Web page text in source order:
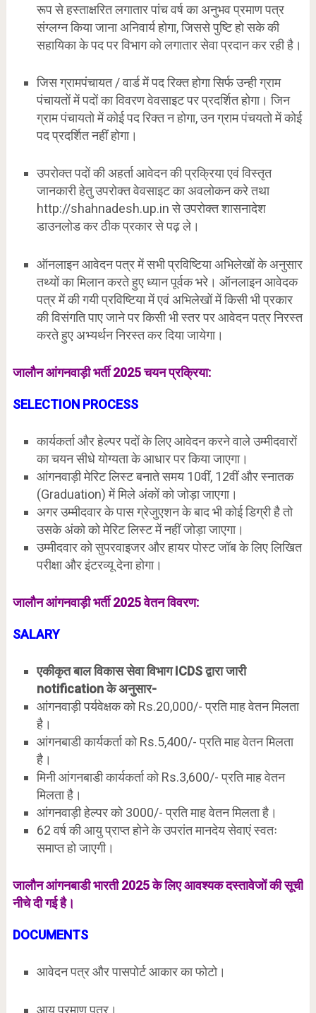
रूप से हस्ताक्षरित लगातार पांच वर्ष का अनुभव प्रमाण पत्र
संग्लग्न किया जाना अनिवार्य होगा, जिससे पुष्टि हो सके की
सहायिका के पद पर विभाग को लगातार सेवा प्रदान कर रही है।
जिस ग्रामपंचायत / वार्ड में पद रिक्त होगा सिर्फ उन्ही ग्राम
पंचायतों में पदों का विवरण वेवसाइट पर प्रदर्शित होगा। जिन
ग्राम पंचायतो में कोई पद रिक्त न होगा, उन ग्राम पंचयतो में कोई
पद प्रदर्शित नहीं होगा।
उपरोक्त पदों की अहर्ता आवेदन की प्रक्रिया एवं विस्तृत
जानकारी हेतु उपरोक्त वेवसाइट का अवलोकन करे तथा
http://shahnadesh.up.in से उपरोक्त शासनादेश
डाउनलोड कर ठीक प्रकार से पढ़ ले।
ऑनलाइन आवेदन पत्र में सभी प्रविष्टिया अभिलेखों के अनुसार
तथ्यों का मिलान करते हुए ध्यान पूर्वक भरे। ऑनलाइन आवेदक
पत्र में की गयी प्रविष्टिया में एवं अभिलेखों में किसी भी प्रकार
की विसंगति पाए जाने पर किसी भी स्तर पर आवेदन पत्र निरस्त
करते हुए अभ्यर्थन निरस्त कर दिया जायेगा।
जालौन आंगनवाड़ी भर्ती 2025 चयन प्रक्रिया:
SELECTION PROCESS
कार्यकर्ता और हेल्पर पदों के लिए आवेदन करने वाले उम्मीदवारों
का चयन सीधे योग्यता के आधार पर किया जाएगा।
आंगनवाड़ी मेरिट लिस्ट बनाते समय 10वीं, 12वीं और स्नातक
(Graduation) में मिले अंकों को जोड़ा जाएगा।
अगर उम्मीदवार के पास ग्रेजुएशन के बाद भी कोई डिग्री है तो
उसके अंको को मेरिट लिस्ट में नहीं जोड़ा जाएगा।
उम्मीदवार को सुपरवाइजर और हायर पोस्ट जॉब के लिए लिखित
परीक्षा और इंटरव्यू देना होगा।
जालौन आंगनवाड़ी भर्ती 2025 वेतन विवरण:
SALARY
एकीकृत बाल विकास सेवा विभाग ICDS द्वारा जारी
notification के अनुसार-
आंगनवाड़ी पर्यवेक्षक को Rs.20,000/- प्रति माह वेतन मिलता
है।
आंगनबाडी कार्यकर्ता को Rs.5,400/- प्रति माह वेतन मिलता
है।
मिनी आंगनबाडी कार्यकर्ता को Rs.3,600/- प्रति माह वेतन
मिलता है।
आंगनवाड़ी हेल्पर को 3000/- प्रति माह वेतन मिलता है।
62 वर्ष की आयु प्राप्त होने के उपरांत मानदेय सेवाएं स्वतः
समाप्त हो जाएगी।
जालौन आंगनबाडी भारती 2025 के लिए आवश्यक दस्तावेजों की सूची
नीचे दी गई है।
DOCUMENTS
आवेदन पत्र और पासपोर्ट आकार का फोटो।
आय प्रमाण पत्र।